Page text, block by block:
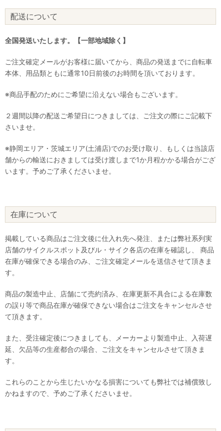
配送について
全国発送いたします。【一部地域除く】
ご注文確定メールがお客様に届いてから、商品の発送までに自転車
本体、用品類ともに通常10日前後のお時間を頂いております。
※商品手配のためにご希望に沿えない場合もございます。
２週間以降の配送ご希望日につきましては、ご注文の際にご記載下
さいませ。
※静岡エリア・茨城エリア(土浦店)でのお受け取り、もしくは当該店
舗からの輸送におきましては受け渡しまで1か月程かかる場合がござ
います。予めご了承くださいませ。
在庫について
掲載している商品はご注文後に仕入れ先へ発注、または弊社系列実
店舗のサイクルスポット及びル・サイク各店の在庫を確認し、 商品
在庫が確保できる場合のみ、ご注文確定メールを送信させて頂きま
す。
商品の製造中止、店舗にて売約済み、在庫更新不具合による在庫数
の誤り等で商品在庫が確保できない場合はご注文をキャンセルさせ
て頂きます。
また、受注確定後につきましても、メーカーより製造中止、入荷遅
延、欠品等の生産都合の場合、ご注文をキャンセルさせて頂きま
す。
これらのことから生じたいかなる損害についても弊社では補償致し
かねますので、予めご了承くださいませ。